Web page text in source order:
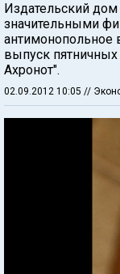
Издательский
значительными
антимонопольное
выпуск
Ахронот".
02.09.2012 10:05 //